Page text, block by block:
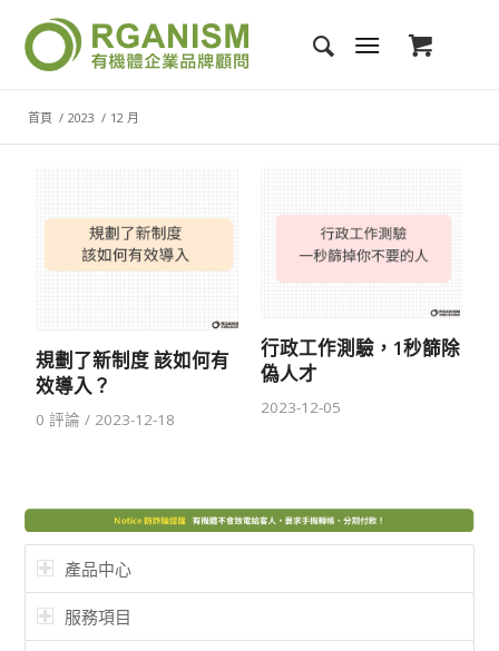
首頁 / 2023 / 12 月
規劃了新制度 該如何有
效導入？
0 評論 / 2023-12-18
行政工作測驗，1秒篩除
偽人才
2023-12-05
產品中心
服務項目